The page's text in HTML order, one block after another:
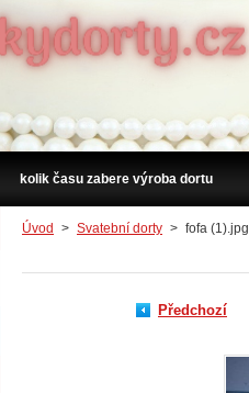
kolik času zabere výroba dortu
Úvod > Svatební dorty > fofa (1).jpg
Předchozí